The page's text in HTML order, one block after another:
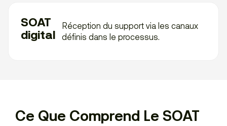
SOAT
digital
Réception du support via les canaux
définis dans le processus.
Ce Que Comprend Le SOAT